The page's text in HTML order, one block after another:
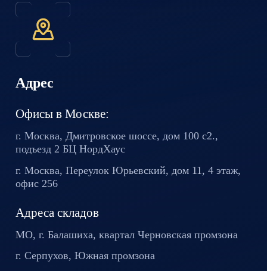
Адрес
Офисы в Москве:
г. Москва, Дмитровское шоссе,дом 100 с2.,
подъезд 2 БЦНордХаус
г. Москва, Переулок Юрьевский, дом 11, 4 этаж,
офис 256
Адреса складов
МО, г. Балашиха, кварталЧерновская промзона
г. Серпухов, Южная промзона